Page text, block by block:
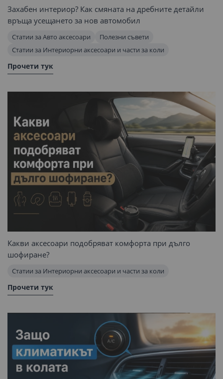
Захабен интериор? Как смяната на дребните детайли
връща усещането за нов автомобил
Статии за Авто аксесоари
Полезни съвети
Статии за Интериорни аксесоари и части за коли
Прочети тук
Какви аксесоари подобряват комфорта при дълго
шофиране?
Статии за Интериорни аксесоари и части за коли
Прочети тук